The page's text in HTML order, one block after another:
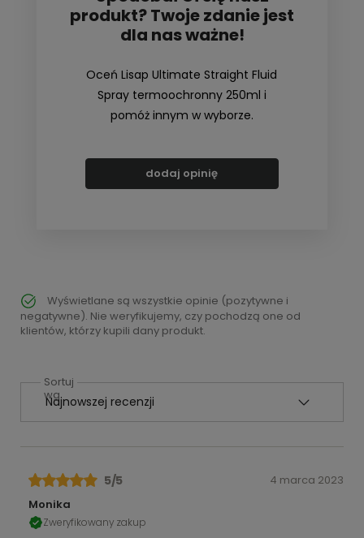
produkt? Twoje zdanie jest
dla nas ważne!
Oceń Lisap Ultimate Straight Fluid
Spray termoochronny 250ml i
pomóż innym w wyborze.
dodaj opinię
Wyświetlane są wszystkie opinie (pozytywne i
negatywne). Nie weryfikujemy, czy pochodzą one od
klientów, którzy kupili dany produkt.
Sortuj
wg
5/5
Monika
Zweryfikowany zakup
4 marca 2023